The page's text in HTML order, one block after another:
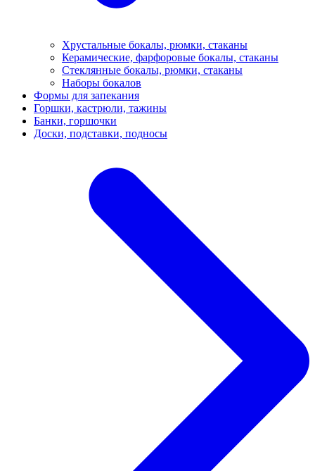
Хрустальные бокалы, рюмки, стаканы
Керамические, фарфоровые бокалы, стаканы
Стеклянные бокалы, рюмки, стаканы
Наборы бокалов
Формы для запекания
Горшки, кастрюли, тажины
Банки, горшочки
Доски, подставки, подносы